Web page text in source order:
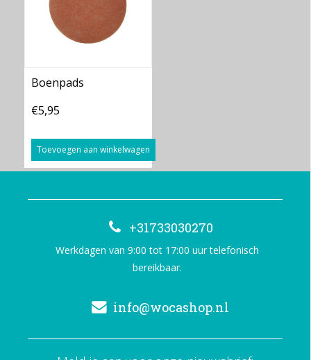
Boenpads
€5,95
Toevoegen aan winkelwagen
+31733030270
Werkdagen van 9:00 tot 17:00 uur telefonisch
bereikbaar.
info@wocashop.nl